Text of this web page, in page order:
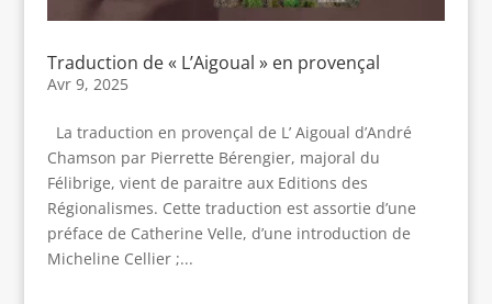
Traduction de « L’Aigoual » en provençal
Avr 9, 2025
La traduction en provençal de L’ Aigoual d’André
Chamson par Pierrette Bérengier, majoral du
Félibrige, vient de paraitre aux Editions des
Régionalismes. Cette traduction est assortie d’une
préface de Catherine Velle, d’une introduction de
Micheline Cellier ;...